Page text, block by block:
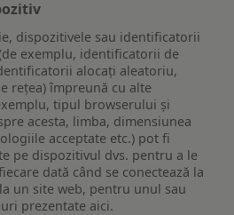
dispozitivele sau identificatorii
exemplu, identificatorii de
alocați aleatoriu,
rețea) împreună cu alte
tipul browserului și
acesta, limba, dimensiunea
acceptate etc.) pot fi
pe dispozitivul dvs. pentru a le
dată când se conectează la
un site web, pentru unul sau
prezentate aici.